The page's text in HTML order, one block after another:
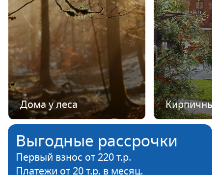
Дома у леса
Выгодные рассрочки
Первый взнос от 220 т.р.
Платежи от 20 т.р. в месяц.